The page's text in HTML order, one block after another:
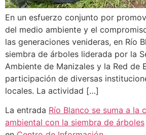
En un esfuerzo conjunto por
del medio ambiente y el
las generaciones venideras, en Río
siembra de árboles liderada por la
Ambiente de Manizales y la Red de
participación de diversas
locales. La actividad […]
La entrada Río Blanco se suma a la
ambiental con la siembra de árboles